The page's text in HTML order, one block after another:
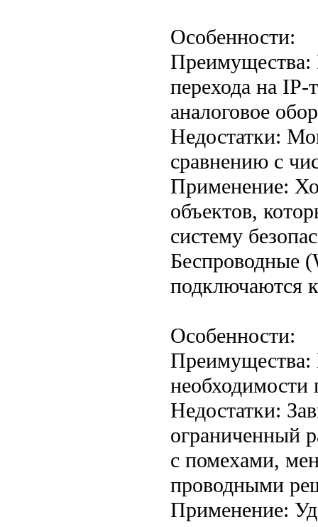
Особенности:
Преимущества:
перехода на IP-
аналоговое
Недостатки:
сравнению с
Применение:
объектов,
систему
Беспроводные
подключаются
Особенности:
Преимущества:
необходимости
Недостатки:
ограниченный
с помехами,
проводными
Применение: